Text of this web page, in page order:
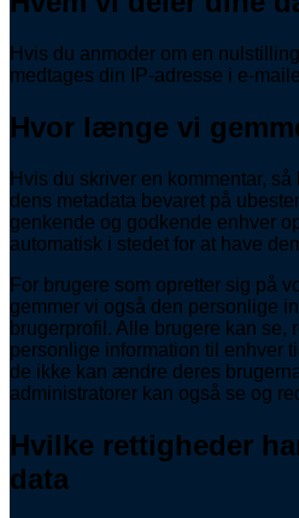
Hvis du anmoder om en
medtages din IP-adresse i e-
Hvor længe vi
Hvis du skriver en kommentar,
dens metadata bevaret på
genkende og godkende enhver
automatisk i stedet for at have
For brugere som opretter sig på
gemmer vi også den personlige
brugerprofil. Alle brugere kan se,
personlige information til enhver
de ikke kan ændre deres
administratorer kan også se og
Hvilke rettigheder
data